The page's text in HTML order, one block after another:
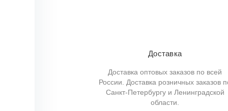
Доставка
Доставка оптовых заказов по всей
России. Доставка розничных заказов
Санкт-Петербургу и Ленинградской
области.